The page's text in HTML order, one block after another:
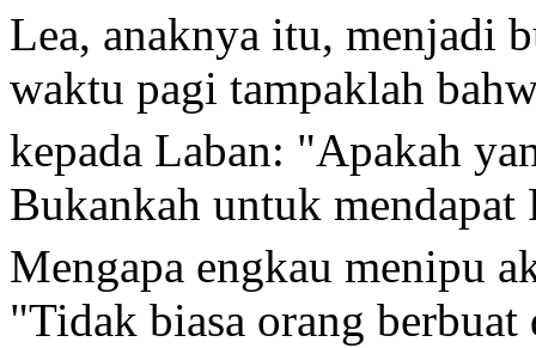
Lea, anaknya itu, menjadi
waktu pagi tampaklah
kepada Laban: "Apakah
Bukankah untuk mendapat
Mengapa engkau menipu
"Tidak biasa orang